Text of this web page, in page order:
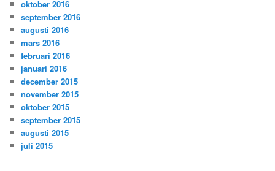
oktober 2016
september 2016
augusti 2016
mars 2016
februari 2016
januari 2016
december 2015
november 2015
oktober 2015
september 2015
augusti 2015
juli 2015